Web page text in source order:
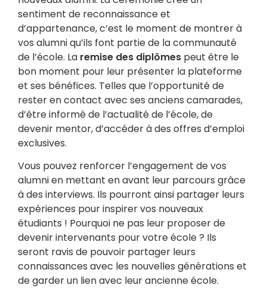
sentiment de reconnaissance et
d’appartenance, c’est le moment de montrer à
vos alumni qu’ils font partie de la communauté
de l’école. La remise des diplômes peut être le
bon moment pour leur présenter la plateforme
et ses bénéfices. Telles que l’opportunité de
rester en contact avec ses anciens camarades,
d’être informé de l’actualité de l’école, de
devenir mentor, d’accéder à des offres d’emploi
exclusives.
Vous pouvez renforcer l’engagement de vos
alumni en mettant en avant leur parcours grâce
à des interviews. Ils pourront ainsi partager leurs
expériences pour inspirer vos nouveaux
étudiants ! Pourquoi ne pas leur proposer de
devenir intervenants pour votre école ? Ils
seront ravis de pouvoir partager leurs
connaissances avec les nouvelles générations et
de garder un lien avec leur ancienne école.